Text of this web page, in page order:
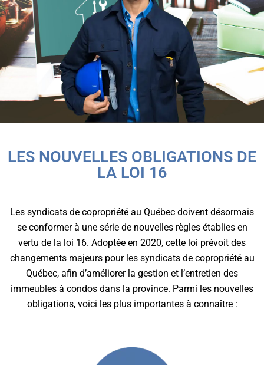
LES NOUVELLES OBLIGATIONS DE
LA LOI 16
Les syndicats de copropriété au Québec doivent désormais
se conformer à une série de nouvelles règles établies en
vertu de la loi 16. Adoptée en 2020, cette loi prévoit des
changements majeurs pour les syndicats de copropriété au
Québec, afin d’améliorer la gestion et l’entretien des
immeubles à condos dans la province. Parmi les nouvelles
obligations, voici les plus importantes à connaître :